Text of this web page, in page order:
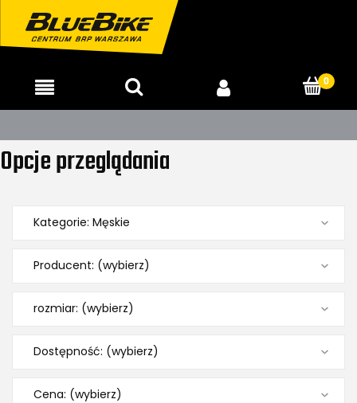
Opcje przeglądania
Kategorie: Męskie
Producent: (wybierz)
rozmiar: (wybierz)
Dostępność: (wybierz)
Cena: (wybierz)